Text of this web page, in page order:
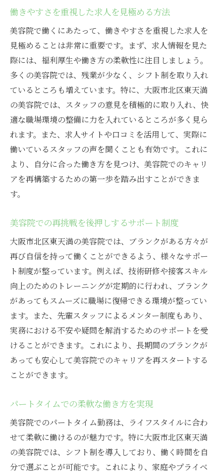
働きやすさを重視した求人を見極める方法
美容院で働くにあたって、働きやすさを重視した求人を
見極めることは非常に重要です。まず、求人情報を見た
際には、福利厚生や働き方の柔軟性に注目しましょう。
多くの美容院では、残業が少なく、シフト制を取り入れ
ているところも増えています。特に、大阪市北区東天満
の美容院では、スタッフの意見を積極的に取り入れ、快
適な職場環境の整備に力を入れているところが多く見ら
れます。また、求人サイトや口コミを活用して、実際に
働いているスタッフの声を聞くことも有効です。これに
より、自分に合った働き方を見つけ、美容院でのキャリ
アを再構築するための第一歩を踏み出すことができま
す。
美容院での再挑戦を後押しするサポート制度
大阪市北区東天満の美容院では、ブランクがある方々が
再び自信を持って働くことができるよう、様々なサポー
ト制度が整っています。例えば、技術研修や接客スキル
向上のためのトレーニングが定期的に行われ、ブランク
があってもスムーズに職場に復帰できる環境が整ってい
ます。また、先輩スタッフによるメンター制度もあり、
実務における不安や疑問を解消するためのサポートを受
けることができます。これにより、長期間のブランクが
あっても安心して美容院でのキャリアを再スタートする
ことができます。
パートタイムでの柔軟な働き方を実現
美容院でのパートタイム勤務は、ライフスタイルに合わ
せて柔軟に働けるのが魅力です。特に大阪市北区東天満
の美容院では、シフト制を導入しており、働く時間を自
分で選ぶことが可能です。これにより、家庭やプライベ